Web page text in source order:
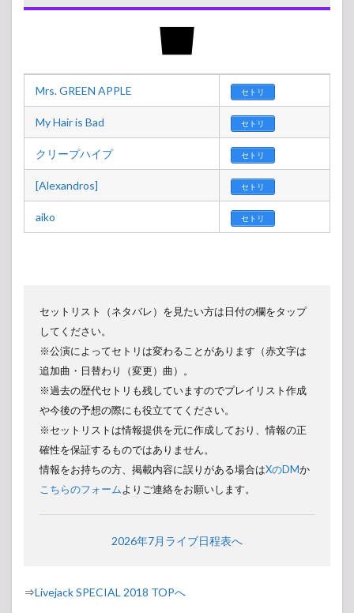
Mrs. GREEN APPLE セトリ
My Hair is Bad セトリ
クリープハイプ セトリ
[Alexandros] セトリ
aiko セトリ
セットリスト（ネタバレ）を見たい方は日付の欄をタップ
してください。
※公演によってセトリは変わることがあります（赤文字は
追加曲・日替わり（変更）曲）。
※過去の歴代セトリも残していますのでプレイリスト作成
や今後の予想の際にも役立ててください。
※セットリストは情報提供を元に作成しており、情報の正
確性を保証するものではありません。
情報をお持ちの方、掲載内容に誤りがある場合はXのDMか
こちらのフォームよりご連絡をお願いします。
2026年7月ライブ日程表へ
⇒Livejack SPECIAL 2018 TOPへ